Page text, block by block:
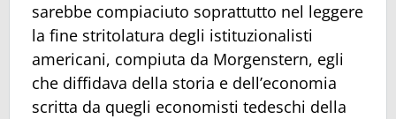
sarebbe compiaciuto soprattutto nel leggere
la fine stritolatura degli istituzionalisti
americani, compiuta da Morgenstern, egli
che diffidava della storia e dell’economia
scritta da quegli economisti tedeschi della